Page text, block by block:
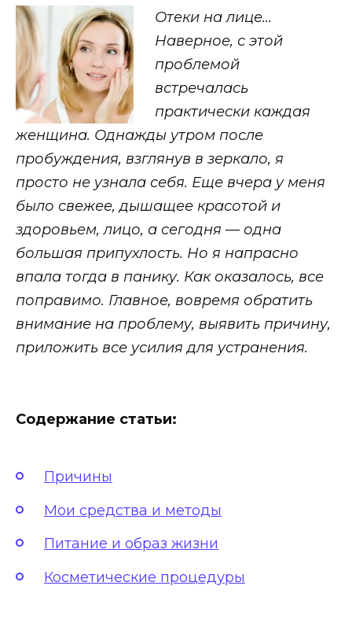
Отеки на лице…
Наверное, с этой
проблемой
встречалась
практически каждая
женщина. Однажды утром после
пробуждения, взглянув в зеркало, я
просто не узнала себя. Еще вчера у меня
было свежее, дышащее красотой и
здоровьем, лицо, а сегодня — одна
большая припухлость. Но я напрасно
впала тогда в панику. Как оказалось, все
поправимо. Главное, вовремя обратить
внимание на проблему, выявить причину,
приложить все усилия для устранения.
Содержание статьи:
Причины
Мои средства и методы
Питание и образ жизни
Косметические процедуры